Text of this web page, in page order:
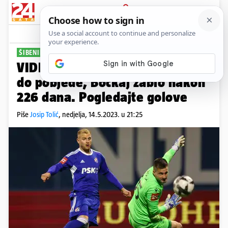
PRIJAVA
Sport Komentari
ŠIBENIK POPIO ČETIRI
VIDEO Dinamovci se prošetali
do pobjede, Bočkaj zabio nakon
226 dana. Pogledajte golove
PišeJosip Tolić, nedjelja, 14.5.2023. u 21:25